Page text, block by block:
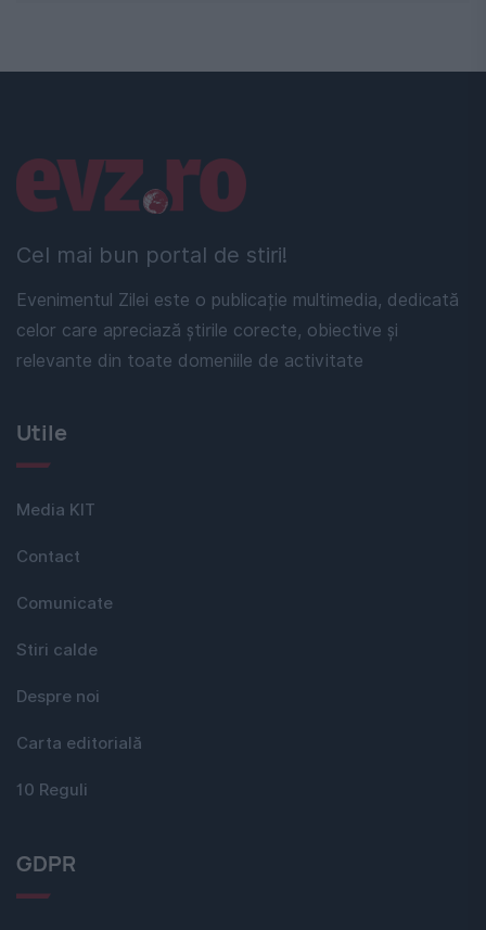
Cel mai bun portal de stiri!
Evenimentul Zilei este o publicație multimedia, dedicată
celor care apreciază știrile corecte, obiective și
relevante din toate domeniile de activitate
Linkuri utile
Utile
Media KIT
Contact
Comunicate
Stiri calde
Despre noi
Carta editorială
10 Reguli
GDPR